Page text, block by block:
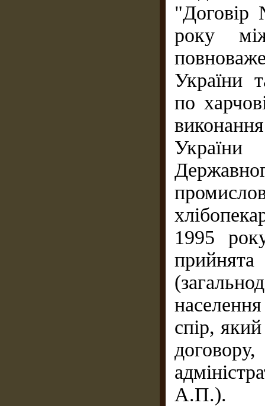
"Договір
року
України
по
1995
спір,
А.П.).